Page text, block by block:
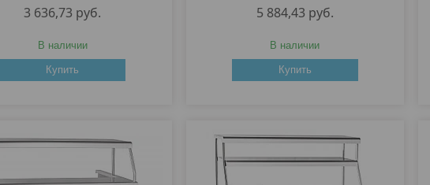
3 636,73 руб.
В наличии
Купить
5 884,43 руб.
В наличии
Купить